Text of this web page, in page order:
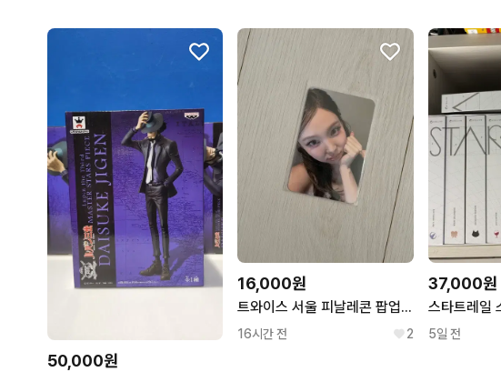
50,000원
16,000원
트와이스 서울 피날레콘 팝업 4만원 포카 - 나연
16시간 전 2
37,000원
5일 전